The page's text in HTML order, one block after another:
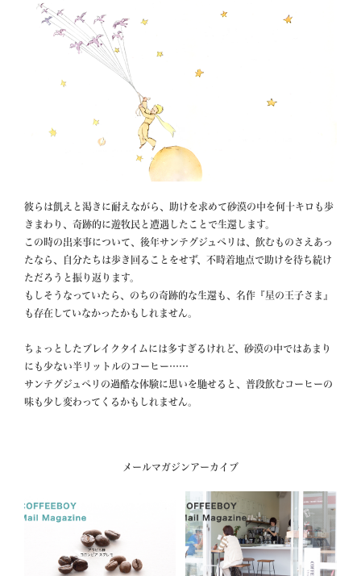
彼らは飢えと渇きに耐えながら、助けを求めて砂漠の中を何十キロも歩
きまわり、奇跡的に遊牧民と遭遇したことで生還します。
この時の出来事について、後年サンテグジュペリは、飲むものさえあっ
たなら、自分たちは歩き回ることをせず、不時着地点で助けを待ち続け
ただろうと振り返ります。
もしそうなっていたら、のちの奇跡的な生還も、名作『星の王子さま』
も存在していなかったかもしれません。
ちょっとしたブレイクタイムには多すぎるけれど、砂漠の中ではあまり
にも少ない半リットルのコーヒー……
サンテグジュペリの過酷な体験に思いを馳せると、普段飲むコーヒーの
味も少し変わってくるかもしれません。
メールマガジンアーカイブ